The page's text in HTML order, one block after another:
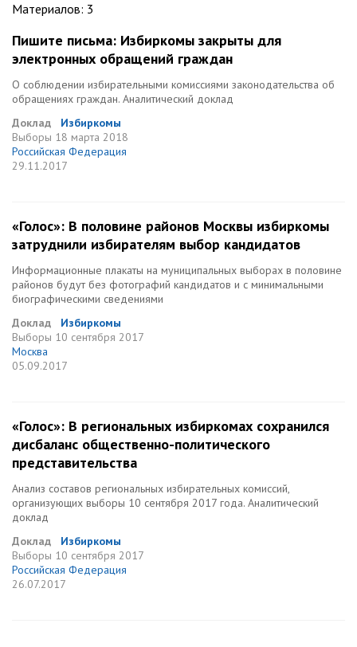
Материалов: 3
Пишите письма: Избиркомы закрыты для
электронных обращений граждан
О соблюдении избирательными комиссиями законодательства об
обращениях граждан. Аналитический доклад
Доклад
Избиркомы
Выборы 18 марта 2018
Российская Федерация
29.11.2017
«Голос»: В половине районов Москвы избиркомы
затруднили избирателям выбор кандидатов
Информационные плакаты на муниципальных выборах в половине
районов будут без фотографий кандидатов и с минимальными
биографическими сведениями
Доклад
Избиркомы
Выборы 10 сентября 2017
Москва
05.09.2017
«Голос»: В региональных избиркомах сохранился
дисбаланс общественно-политического
представительства
Анализ составов региональных избирательных комиссий,
организующих выборы 10 сентября 2017 года. Аналитический
доклад
Доклад
Избиркомы
Выборы 10 сентября 2017
Российская Федерация
26.07.2017